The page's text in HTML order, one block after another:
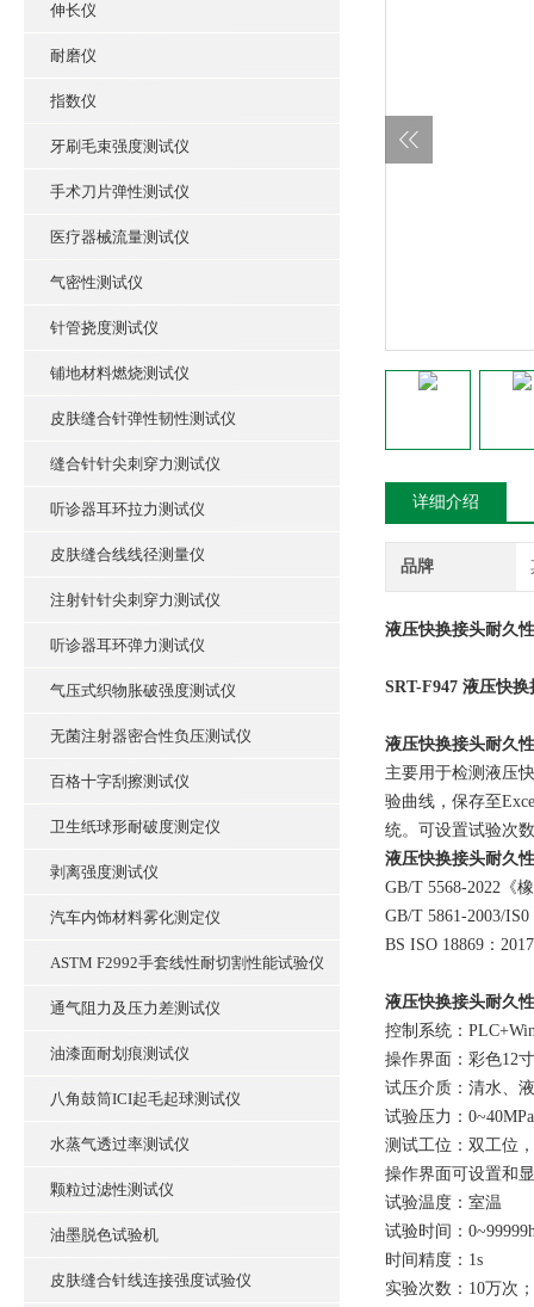
伸长仪
耐磨仪
指数仪
牙刷毛束强度测试仪
手术刀片弹性测试仪
医疗器械流量测试仪
气密性测试仪
针管挠度测试仪
铺地材料燃烧测试仪
皮肤缝合针弹性韧性测试仪
缝合针针尖刺穿力测试仪
听诊器耳环拉力测试仪
皮肤缝合线线径测量仪
注射针针尖刺穿力测试仪
听诊器耳环弹力测试仪
气压式织物胀破强度测试仪
无菌注射器密合性负压测试仪
百格十字刮擦测试仪
卫生纸球形耐破度测定仪
剥离强度测试仪
汽车内饰材料雾化测定仪
ASTM F2992手套线性耐切割性能试验仪
通气阻力及压力差测试仪
油漆面耐划痕测试仪
八角鼓筒ICI起毛起球测试仪
水蒸气透过率测试仪
颗粒过滤性测试仪
油墨脱色试验机
皮肤缝合针线连接强度试验仪
详细介绍
品牌
液压快换接头耐久
SRT-F947 液压快
液压快换接头耐久
主要用于检测液压
验曲线，保存至
统。可设置试验次
液压快换接头耐久
GB/T 5568-2022《
GB/T 5861-2003/
BS ISO 18869：2017
液压快换接头耐久
控制系统：
操作界面：彩色12
试压介质：清水、
试验压力：
测试工位：双工位
操作界面可设置和
试验温度：室温
试验时间：
时间精度：1s
实验次数：10万次；